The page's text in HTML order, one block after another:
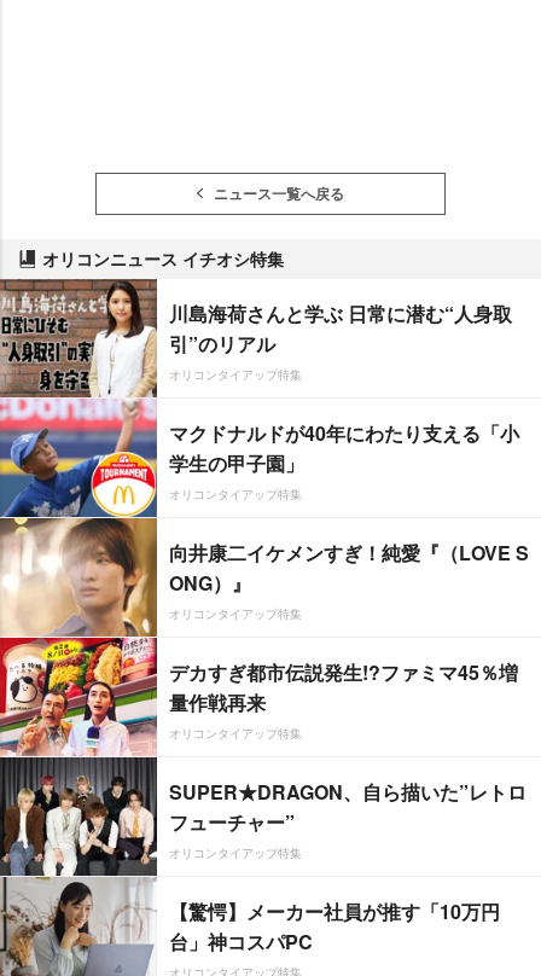
ニュース一覧へ戻る
オリコンニュース イチオシ特集
川島海荷さんと学ぶ 日常に潜む“人身取
引”のリアル
オリコンタイアップ特集
マクドナルドが40年にわたり支える「小
学生の甲子園」
オリコンタイアップ特集
向井康二イケメンすぎ！純愛『（LOVE S
ONG）』
オリコンタイアップ特集
デカすぎ都市伝説発生!?ファミマ45％増
量作戦再来
オリコンタイアップ特集
SUPER★DRAGON、自ら描いた”レトロ
フューチャー”
オリコンタイアップ特集
【驚愕】メーカー社員が推す「10万円
台」神コスパPC
オリコンタイアップ特集